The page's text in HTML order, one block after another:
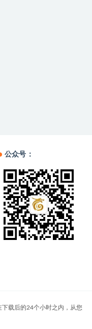
公众号：
载后的24个小时之内，从您